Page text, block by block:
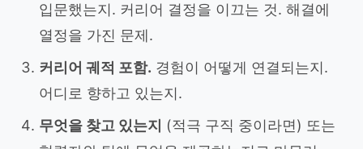
입문했는지. 커리어 결정을 이끄는 것. 해결에
열정을 가진 문제.
커리어 궤적 포함. 경험이 어떻게 연결되는지.
어디로 향하고 있는지.
무엇을 찾고 있는지 (적극 구직 중이라면) 또는